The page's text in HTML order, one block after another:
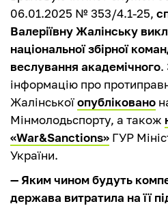
06.01.2025 № 353/4.1-25,
Валеріївну Жалінську
національної збірної
веслування академічного.
інформацію про
Жалінськоїопубліковано
Мінмолодьспорту, а також
«War&Sanctions» ГУР
України.
— Яким чином будуть
держава витратила на її